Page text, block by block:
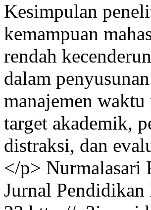
Kesimpulan
kemampuan
rendah
dalam
manajemen
target akademik,
distraksi, dan
</p> Nurmalasari
Jurnal Pendidikan